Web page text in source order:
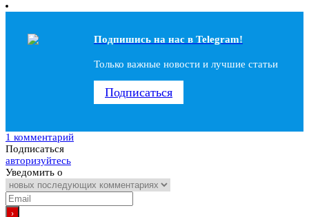
Подпишись на наc в Telegram!
Только важные новости и лучшие статьи
Подписаться
1 комментарий
Подписаться
авторизуйтесь
Уведомить о